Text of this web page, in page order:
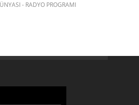
- RADYO PROGRAMI